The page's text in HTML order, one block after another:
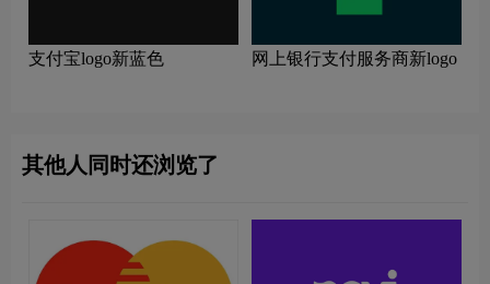
支付宝logo新蓝色 网上银行支付服务商新logo
其他人同时还浏览了